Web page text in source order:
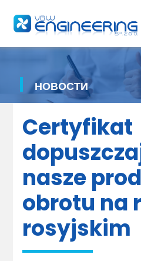
НОВОСТИ
Certyfikat
nasze
obrotu na
rosyjskim